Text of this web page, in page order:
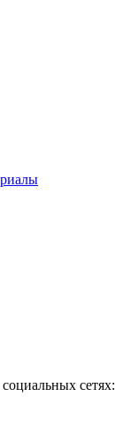
сетях: